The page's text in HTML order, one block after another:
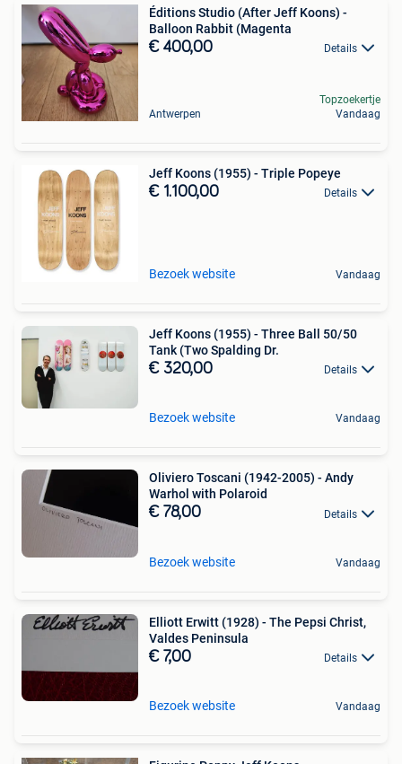
Éditions Studio (After Jeff Koons) -
Balloon Rabbit (Magenta
€ 400,00 Details
Antwerpen
Topzoekertje
Vandaag
Jeff Koons (1955) - Triple Popeye
€ 1.100,00 Details
Bezoek website Vandaag
Jeff Koons (1955) - Three Ball 50/50
Tank (Two Spalding Dr.
€ 320,00 Details
Bezoek website Vandaag
Oliviero Toscani (1942-2005) - Andy
Warhol with Polaroid
€ 78,00 Details
Bezoek website Vandaag
Elliott Erwitt (1928) - The Pepsi Christ,
Valdes Peninsula
€ 7,00 Details
Bezoek website Vandaag